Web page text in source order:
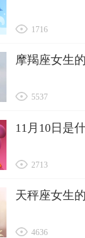
1716
摩羯座女生
5537
11月10日是
2713
天秤座女生
4636